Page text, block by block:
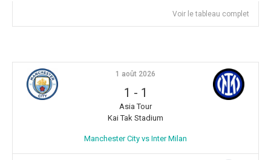
Voir le tableau complet
1 août 2026
1 - 1
Asia Tour
Kai Tak Stadium
Manchester City vs Inter Milan